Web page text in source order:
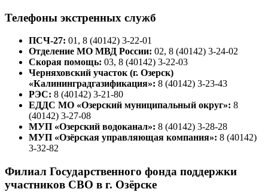
Телефоны экстренных служб
ПСЧ-27: 01, 8 (40142) 3-22-01
Отделение МО МВД России: 02, 8 (40142) 3-24-02
Скорая помощь: 03, 8 (40142) 3-22-03
Черняховский участок (г. Озерск)
«Калининградгазификация»: 8 (40142) 3-23-43
РЭС: 8 (40142) 3-21-80
ЕДДС МО «Озерский муниципальный округ»: 8
(40142) 3-27-08
МУП «Озерский водоканал»: 8 (40142) 3-28-28
МУП «Озёрская управляющая компания»: 8 (40142)
3-32-82
Филиал Государственного фонда поддержки
участников СВО в г. Озёрске